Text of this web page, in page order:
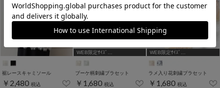
裾レースキャミソール
￥2,480 税込
WEB限定ｻｲｽﾞ
ブーケ柄刺繍ブラセット
￥1,680 税込
WEB限定ｻｲｽﾞ
ラメ入り花刺繍ブラセット
￥1,680 税込